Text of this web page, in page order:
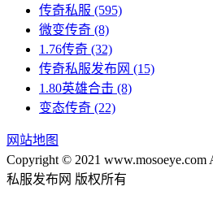
传奇私服 (595)
微变传奇 (8)
1.76传奇 (32)
传奇私服发布网 (15)
1.80英雄合击 (8)
变态传奇 (22)
网站地图
Copyright © 2021 www.mosoeye.com
私服发布网 版权所有